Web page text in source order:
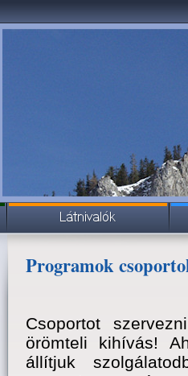
Programok
Csoportot
örömteli kihívás!
állítjuk